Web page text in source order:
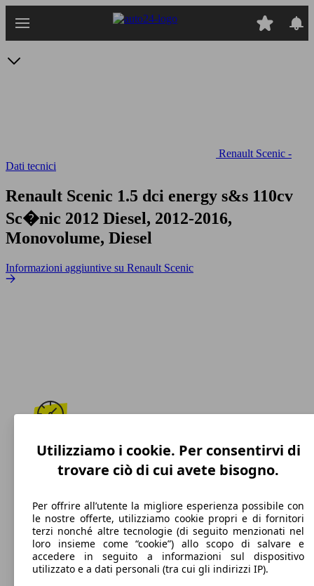
Renault Scenic -
Dati tecnici
Renault Scenic 1.5 dci energy s&s 110cv
Sc�nic 2012 Diesel, 2012-2016,
Monovolume, Diesel
Informazioni aggiuntive su Renault Scenic
180 km/h
Velocità massima
Diesel
Carburante
Utilizziamo i cookie. Per consentirvi di
trovare ciò di cui avete bisogno.
Per offrire all’utente la migliore esperienza possibile con
le nostre offerte, utilizziamo cookie propri e di fornitori
terzi nonché altre tecnologie (di seguito menzionati nel
loro insieme come “cookie”) allo scopo di salvare e
accedere in seguito a informazioni sul dispositivo
utilizzato e a dati personali (tra cui gli indirizzi IP).